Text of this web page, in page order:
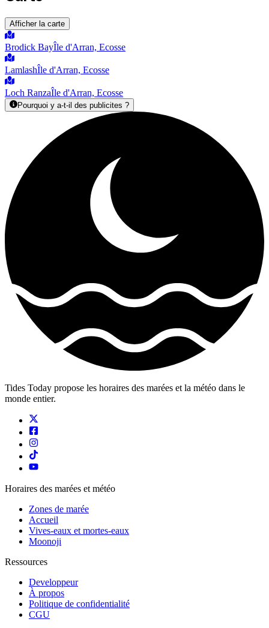
Afficher la carte
Brodick BayÎle d'Arran, Ecosse
LamlashÎle d'Arran, Ecosse
Loch RanzaÎle d'Arran, Ecosse
Pourquoi y a-t-il des publicites ?
Tides Today propose les horaires des marées et la météo dans le
monde entier.
Horaires des marées et météo
Zones de marée
Accueil
Vives-eaux et mortes-eaux
Moonoji
Ressources
Developpeur
À propos
Politique de confidentialité
CGU